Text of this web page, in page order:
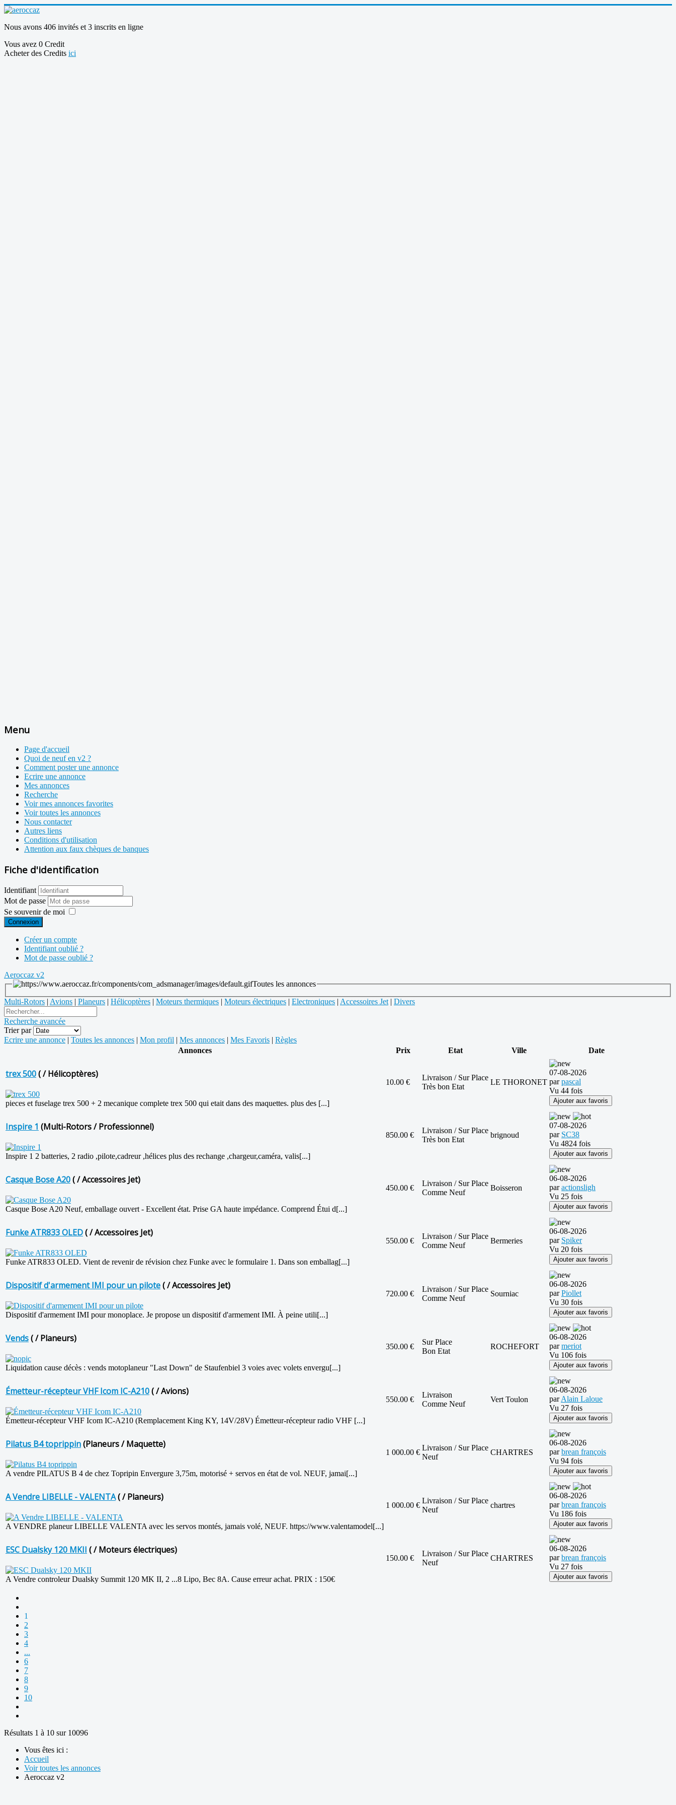
Nous avons 406 invités et 3 inscrits en ligne
Vous avez 0 Credit
Acheter des Credits ici
Menu
Page d'accueil
Quoi de neuf en v2 ?
Comment poster une annonce
Ecrire une annonce
Mes annonces
Recherche
Voir mes annonces favorites
Voir toutes les annonces
Nous contacter
Autres liens
Conditions d'utilisation
Attention aux faux chèques de banques
Fiche d'identification
Identifiant
Mot de passe
Se souvenir de moi
Connexion
Créer un compte
Identifiant oublié ?
Mot de passe oublié ?
Aeroccaz v2
Toutes les annonces
Multi-Rotors Avions Planeurs Hélicoptères Moteurs thermiques Moteurs électriques Electroniques Accessoires Jet| Divers
Recherche avancée
Trier par
Ecrire une annonce
Toutes les annonces Mon profil Mes annonces Mes Favoris
Règles
Annonces
Prix Etat Ville Date
trex 500( / Hélicoptères)
pieces et fuselage trex 500 + 2 mecanique complete trex 500 qui etait dans des maquettes. plus des [...]
10.00 €
Livraison / Sur Place
Très bon Etat
LE THORONET
07-08-2026
parpascal
Vu 44 fois
Ajouter aux favoris
Inspire 1 (Multi-Rotors / Professionnel)
Inspire 1 2 batteries, 2 radio ,pilote,cadreur ,hélices plus des rechange ,chargeur,caméra, valis[...]
850.00 €
Livraison / Sur Place
Très bon Etat
brignoud
07-08-2026
par SC38
Vu 4824 fois
Ajouter aux favoris
Casque Bose A20( / Accessoires Jet)
Casque Bose A20 Neuf, emballage ouvert - Excellent état. Prise GA haute impédance. Comprend Étui d[...]
450.00 €
Livraison / Sur Place
Comme Neuf
Boisseron
06-08-2026
paractionsligh
Vu 25 fois
Ajouter aux favoris
Funke ATR833 OLED( / Accessoires Jet)
Funke ATR833 OLED. Vient de revenir de révision chez Funke avec le formulaire 1. Dans son emballag[...]
550.00 €
Livraison / Sur Place
Comme Neuf
Bermeries
06-08-2026
par Spiker
Vu 20 fois
Ajouter aux favoris
Dispositif d'armement IMI pour un pilote( / Accessoires Jet)
Dispositif d'armement IMI pour monoplace. Je propose un dispositif d'armement IMI. À peine utili[...]
720.00 €
Livraison / Sur Place
Comme Neuf
Sourniac
06-08-2026
parPiollet
Vu 30 fois
Ajouter aux favoris
Vends( / Planeurs)
Liquidation cause décès : vends motoplaneur "Last Down" de Staufenbiel 3 voies avec volets envergu[...]
350.00 €
Sur Place
Bon Etat
ROCHEFORT
06-08-2026
parmeriot
Vu 106 fois
Ajouter aux favoris
Émetteur-récepteur VHF Icom IC-A210( / Avions)
Émetteur-récepteur VHF Icom IC-A210 (Remplacement King KY, 14V/28V) Émetteur-récepteur radio VHF [...]
550.00 €
Livraison
Comme Neuf
Vert Toulon
06-08-2026
parAlain Laloue
Vu 27 fois
Ajouter aux favoris
Pilatus B4 toprippin(Planeurs / Maquette)
A vendre PILATUS B 4 de chez Topripin Envergure 3,75m, motorisé + servos en état de vol. NEUF, jamai[...]
1 000.00 €
Livraison / Sur Place
Neuf
CHARTRES
06-08-2026
parbrean françois
Vu 94 fois
Ajouter aux favoris
A Vendre LIBELLE - VALENTA( / Planeurs)
A VENDRE planeur LIBELLE VALENTA avec les servos montés, jamais volé, NEUF. https://www.valentamodel[...]
1 000.00 €
Livraison / Sur Place
Neuf
chartres
06-08-2026
parbrean françois
Vu 186 fois
Ajouter aux favoris
ESC Dualsky 120 MKII ( / Moteurs électriques)
A Vendre controleur Dualsky Summit 120 MK II, 2 ...8 Lipo, Bec 8A. Cause erreur achat. PRIX : 150€
150.00 €
Livraison / Sur Place
Neuf
CHARTRES
06-08-2026
parbrean françois
Vu 27 fois
Ajouter aux favoris
1
2
3
4
...
6
7
8
9
10
Résultats 1 à 10 sur 10096
Vous êtes ici :
Accueil
Voir toutes les annonces
Aeroccaz v2